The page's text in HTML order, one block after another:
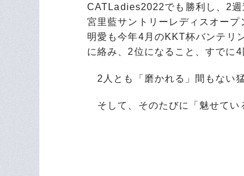
CATLadies2022でも勝利し、2
宮里藍サントリーレディスオープ
明愛も今年4月のKKT杯バンテリ
に絡み、2位になること、すでに4
2人とも「磨かれる」間もない
そして、そのたびに「魅せてい